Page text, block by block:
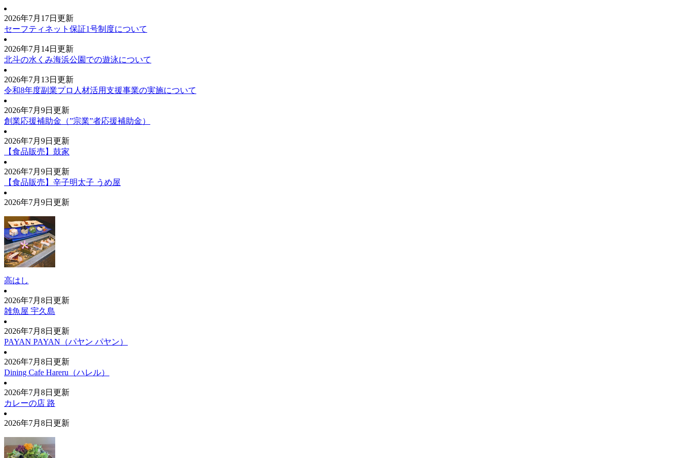
2026年7月17日更新
セーフティネット保証1号制度について
2026年7月14日更新
北斗の水くみ海浜公園での遊泳について
2026年7月13日更新
令和8年度副業プロ人材活用支援事業の実施について
2026年7月9日更新
創業応援補助金（”宗業”者応援補助金）
2026年7月9日更新
【食品販売】鼓家
2026年7月9日更新
【食品販売】辛子明太子 うめ屋
2026年7月9日更新
高はし
2026年7月8日更新
雑魚屋 宇久島
2026年7月8日更新
PAYAN PAYAN（パヤン パヤン）
2026年7月8日更新
Dining Cafe Hareru（ハレル）
2026年7月8日更新
カレーの店 路
2026年7月8日更新